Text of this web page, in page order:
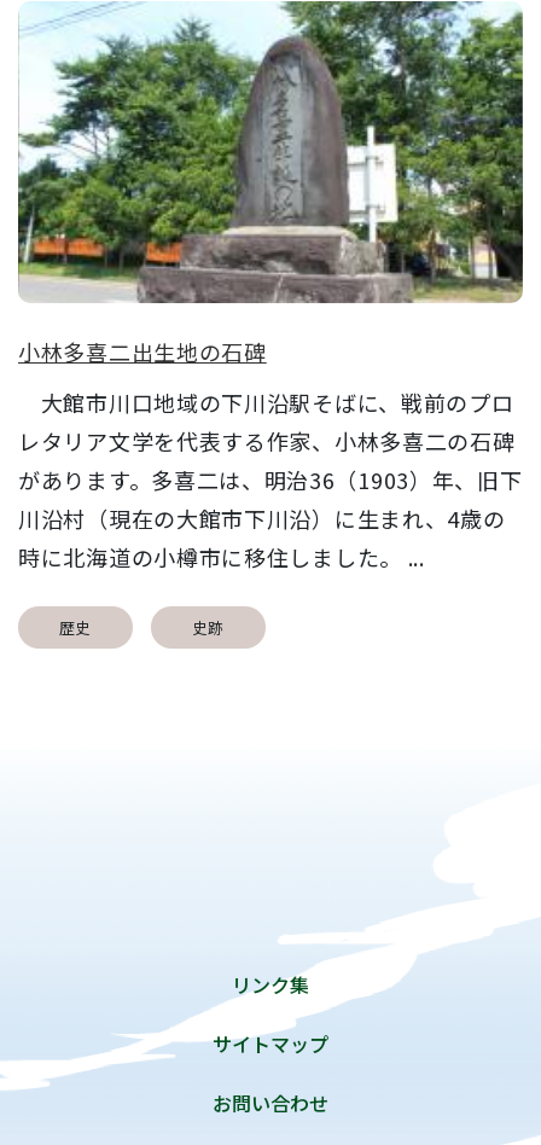
小林多喜二出生地の石碑
大館市川口地域の下川沿駅そばに、戦前のプロ
レタリア文学を代表する作家、小林多喜二の石碑
があります。多喜二は、明治36（1903）年、旧下
川沿村（現在の大館市下川沿）に生まれ、4歳の
時に北海道の小樽市に移住しました。 ...
歴史 史跡
リンク集
サイトマップ
お問い合わせ